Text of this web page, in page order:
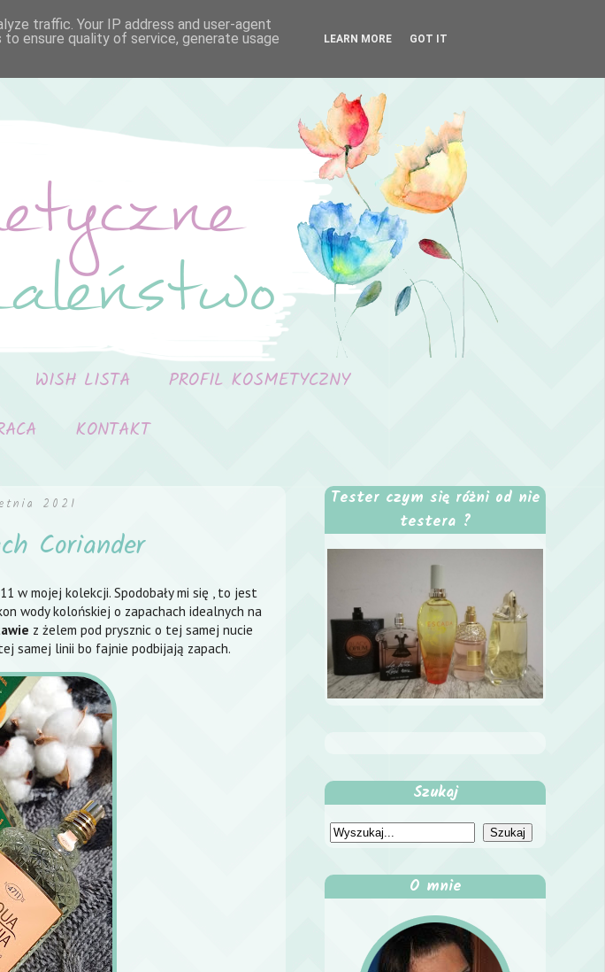
WISH LISTA
PROFIL KOSMETYCZNY
KONTAKT
2021
Coriander
w mojej kolekcji. Spodobały mi się , to jest
wody kolońskiej o zapachach idealnych na
z żelem pod prysznic o tej samej nucie
samej linii bo fajnie podbijają zapach.
Tester czym się różni od nie
testera ?
Szukaj
O mnie
traffic. Your IP address and user-agent
ensure quality of service, generate usage
LEARN MORE GOT IT